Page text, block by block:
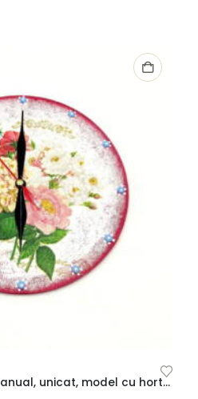
Ceas din lemn lucrat manual, unicat, model cu hortensii si trandafiri